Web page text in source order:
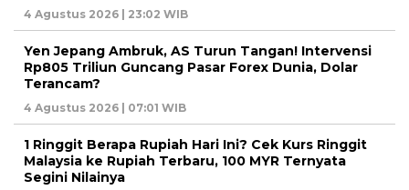
4 Agustus 2026 | 23:02 WIB
Yen Jepang Ambruk, AS Turun Tangan! Intervensi
Rp805 Triliun Guncang Pasar Forex Dunia, Dolar
Terancam?
4 Agustus 2026 | 07:01 WIB
1 Ringgit Berapa Rupiah Hari Ini? Cek Kurs Ringgit
Malaysia ke Rupiah Terbaru, 100 MYR Ternyata
Segini Nilainya